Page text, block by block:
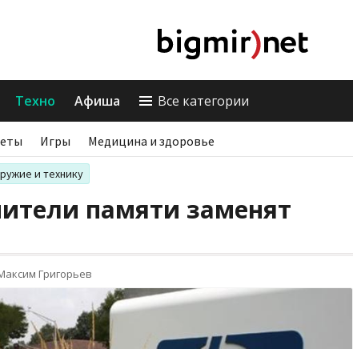
Техно Афиша Все категории
Игры Медицина и здоровье
и технику
памяти заменят
Григорьев